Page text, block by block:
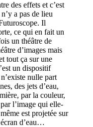
des effets et c’est
a pas de lieu
Il
ce qui en fait un
un théâtre de
d’images mais
tout ça sur une
un dispositif
nulle part
des jets d’eau,
par la couleur,
par l’image qui elle-
même est projetée sur
écran d’eau…